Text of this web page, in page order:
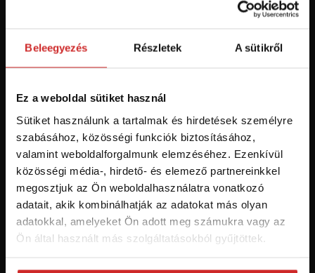
Beleegyezés Részletek A sütikről
Ez a weboldal sütiket használ
Sütiket használunk a tartalmak és hirdetések személyre
szabásához, közösségi funkciók biztosításához,
valamint weboldalforgalmunk elemzéséhez. Ezenkívül
közösségi média-, hirdető- és elemező partnereinkkel
megosztjuk az Ön weboldalhasználatra vonatkozó
adatait, akik kombinálhatják az adatokat más olyan
adatokkal, amelyeket Ön adott meg számukra vagy az
Ön által használt más szolgáltatásokból gyűjtöttek.
Először jár az svx.hu-n? Regisztráljon és
újdonságokról és akciókról.
értesítések küldése céljából - 16 éven felüli személyek számára
ajánlott!